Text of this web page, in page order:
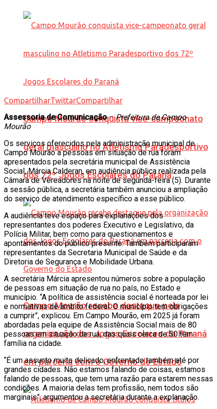
Campo Mourão conquista vice-campeonato
geral masculino no Atletismo Paradesportivo
dos 72º Jogos Escolares do Paraná
Campo Mourão recebe destaque pela
organização dos Jogos Escolares do Paraná
em parceria com o Governo do Estado
CompartilharTwittarCompartilhar
Assessoria de Comunicação–Prefeitura de Campo
Mourão
Os serviços oferecidos pela administração municipal de
Campo Mourão a pessoas em situação de rua foram
apresentados pela secretária municipal de Assistência
Social, Márcia Calderan, em audiência pública realizada pela
Câmara de Vereadores na noite de segunda-feira (5). Durante
a sessão pública, a secretária também anunciou a ampliação
do serviço de atendimento específico a esse público.
A audiência teve espaço para explanações dos
representantes dos poderes Executivo e Legislativo, da
Polícia Militar, bem como para questionamentos e
apontamentos do público presente. Também participaram
representantes da Secretaria Municipal de Saúde e da
Diretoria de Segurança e Mobilidade Urbana.
A secretária Márcia apresentou números sobre a população
de pessoas em situação de rua no país, no Estado e
município. “A política de assistência social é norteada por lei
e normativas de âmbito federal. O município tem obrigações
a cumprir”, explicou. Em Campo Mourão, em 2025 já foram
abordadas pela equipe de Assistência Social mais de 80
pessoas em situação de rua, das quais cerca de 50 têm
família na cidade.
“É um assunto muito delicado, enfrentado também até por
grandes cidades. Não estamos falando de coisas, estamos
falando de pessoas, que tem uma razão para estarem nessas
condições. A maioria delas tem profissão, nem todos são
marginais”, argumentou a secretária durante a explanação.